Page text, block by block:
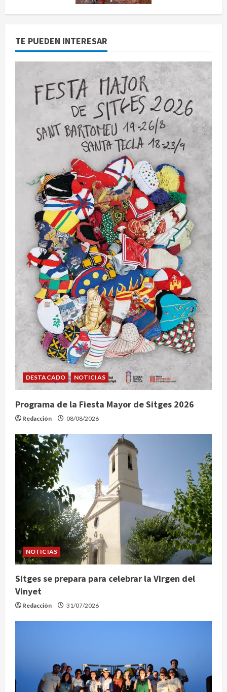
TE PUEDEN INTERESAR
DESTACADO NOTICIAS
Programa de la Fiesta Mayor de Sitges 2026
Redacción 08/08/2026
NOTICIAS
Sitges se prepara para celebrar la Virgen del
Vinyet
Redacción 31/07/2026